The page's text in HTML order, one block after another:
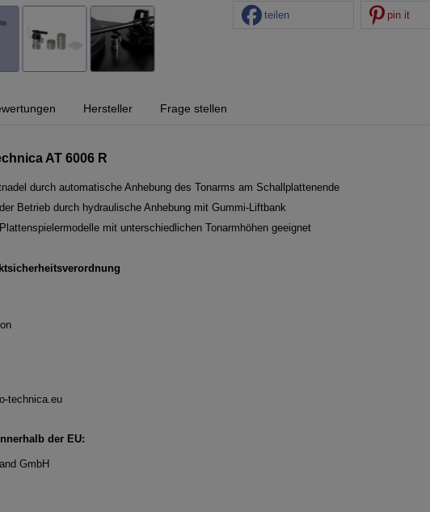
teilen pin it
Hersteller Frage stellen
AT 6006 R
durch automatische Anhebung des Tonarms am Schallplattenende
Betrieb durch hydraulische Anhebung mit Gummi-Liftbank
mit unterschiedlichen Tonarmhöhen geeignet
technica.eu
der EU:
GmbH